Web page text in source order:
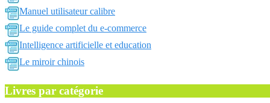
Manuel utilisateur calibre
Le guide complet du e-commerce
Intelligence artificielle et education
Le miroir chinois
Livres par catégorie